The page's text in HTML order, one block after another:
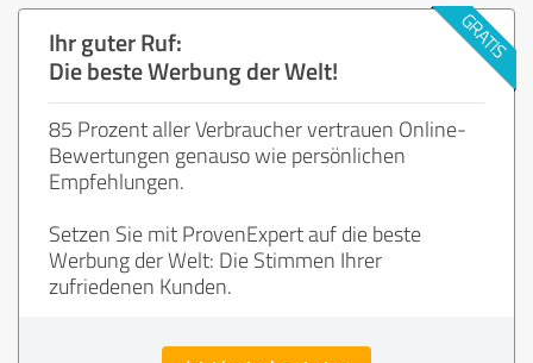
Ihr guter Ruf:
Die beste Werbung der Welt!
85 Prozent aller Verbraucher vertrauen Online-
Bewertungen genauso wie persönlichen
Empfehlungen.
Setzen Sie mit ProvenExpert auf die beste
Werbung der Welt: Die Stimmen Ihrer
zufriedenen Kunden.